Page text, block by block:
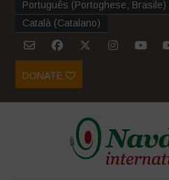
Português (Portoghese, Brasile)
Català (Catalano)
DONATE